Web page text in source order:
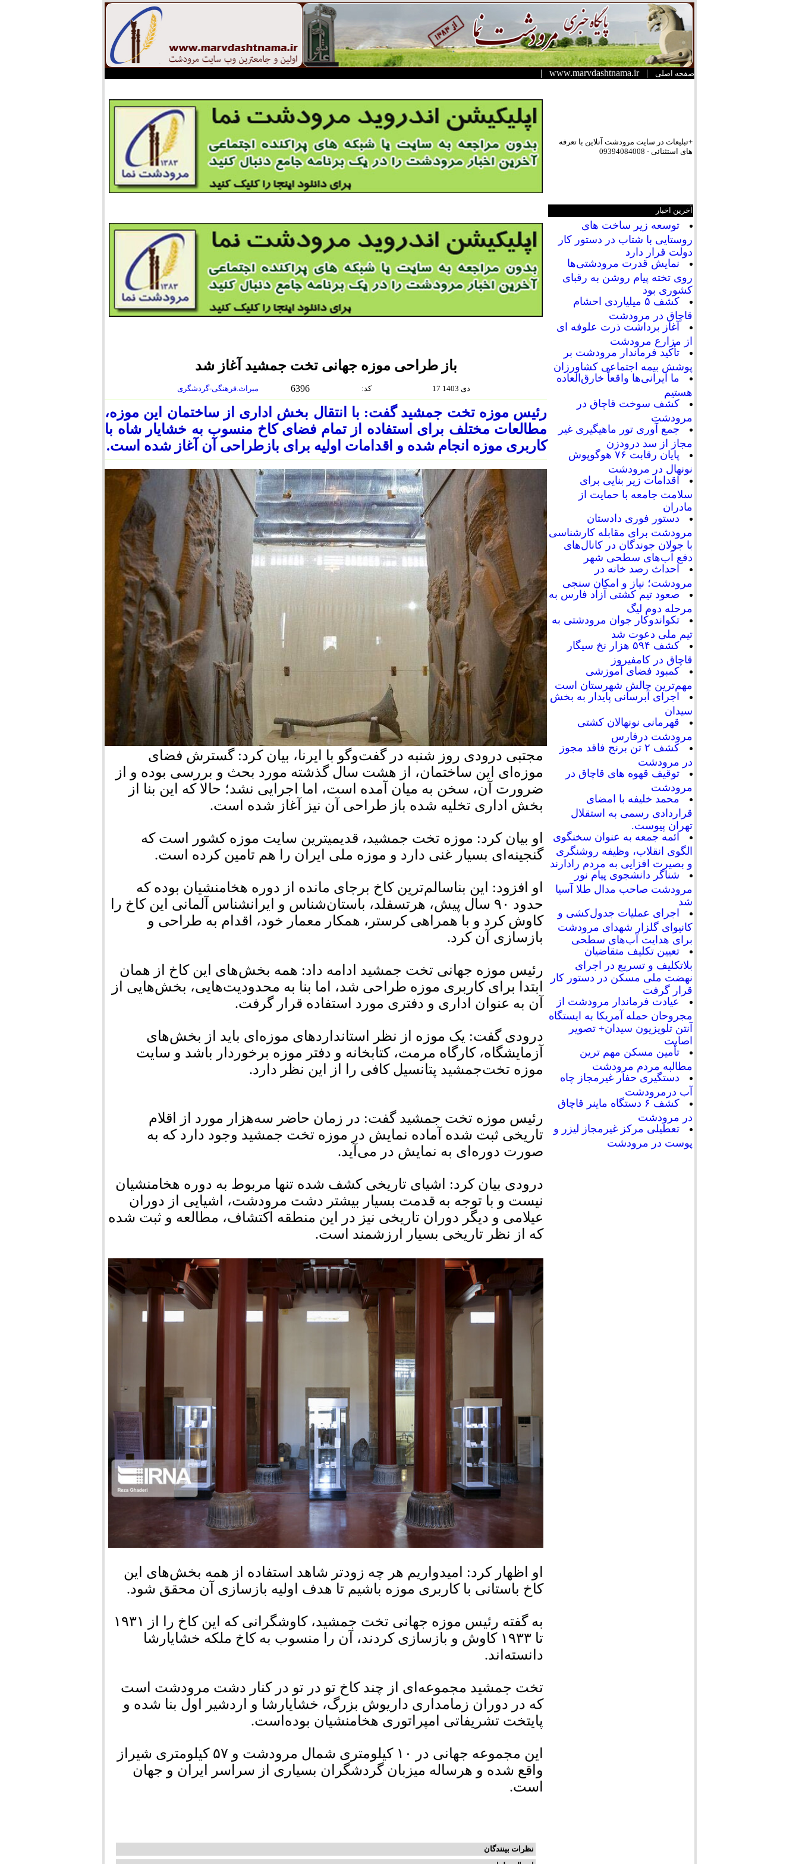
صفحه اصلی |
www.marvdashtnama.ir
|
+تبلیعات در سایت مرودشت آنلاین با تعرفه
های استثنائی - 09394084008
آخرین اخبار
توسعه زیر ساخت های
روستایی با شتاب در دستور کار
دولت قرار دارد
نمایش قدرت مرودشتی‌ها
روی تخته پیام روشن به رقبای
کشوری بود
کشف ۵ میلیاردی احشام
قاچاق در مرودشت
آغاز برداشت ذرت علوفه ای
از مزارع مرودشت
تأکید فرماندار مرودشت بر
پوشش بیمه اجتماعی کشاورزان
ما ایرانی‌ها واقعاً خارق‌العاده
هستیم
کشف سوخت قاچاق در
مرودشت
جمع آوری تور ماهیگیری غیر
مجاز از سد درودزن
پایان رقابت‌ ۷۶ هوگوپوش
نونهال در مرودشت
اقدامات زیر بنایی برای
سلامت جامعه با حمایت از
مادران
دستور فوری دادستان
مرودشت برای مقابله کارشناسی
با جولان جوندگان در کانال‌های
دفع آب‌های سطحی شهر
احداث رصد خانه در
مرودشت؛ نیاز و امکان سنجی
صعود تیم کشتی آزاد فارس به
مرحله دوم لیگ
تکواندوکار جوان مرودشتی به
تیم ملی دعوت شد
کشف ۵۹۴ هزار نخ سیگار
قاچاق در کامفیروز
کمبود فضای آموزشی
مهم‌ترین چالش شهرستان است
اجرای آبرسانی پایدار به بخش
سیدان
قهرمانی نونهالان کشتی
مرودشت درفارس
کشف ۲ تن برنج فاقد مجوز
در مرودشت
توقیف قهوه های قاچاق در
مرودشت
محمد خلیفه با امضای
قراردادی رسمی به استقلال
تهران پیوست.
ائمه جمعه به عنوان سخنگوی
الگوی انقلاب، وظیفه روشنگری
و بصیرت افزایی به مردم رادارند
شناگر دانشجوی پیام نور
مرودشت صاحب مدال طلا آسیا
شد
اجرای عملیات جدول‌کشی و
کانیوای گلزار شهدای مرودشت
برای هدایت آب‌های سطحی
تعیین تکلیف متقاضیان
بلاتکلیف و تسریع در اجرای
نهضت ملی مسکن در دستور کار
قرار گرفت
عیادت فرماندار مرودشت از
مجروحان حمله آمریکا به ایستگاه
آنتن تلویزیون سیدان+ تصویر
اصابت
تأمین مسکن مهم ترین
مطالبه مردم مرودشت
دستگیری حفار غیرمجاز چاه
آب درمرودشت
کشف ۶ دستگاه ماینر قاچاق
در مرودشت
تعطیلی مرکز غیرمجاز لیزر و
پوست در مرودشت
باز طراحی موزه جهانی تخت جمشید آغاز شد
6396 :كد 17 دی 1403
رئیس موزه تخت جمشید گفت: با انتقال بخش اداری از ساختمان این موزه،
مطالعات مختلف برای استفاده از تمام فضای کاخ منسوب به خشایار شاه با
کاربری موزه انجام شده و اقدامات اولیه برای بازطراحی آن آغاز شده است.
مجتبی درودی روز شنبه در گفت‌وگو با ایرنا، بیان کرد: گسترش فضای
موزه‌ای این ساختمان، از هشت سال گذشته مورد بحث و بررسی بوده و از
ضرورت آن، سخن به میان آمده است، اما اجرایی نشد؛ حالا که این بنا از
بخش اداری تخلیه شده باز طراحی آن نیز آغاز شده است.
او بیان کرد: موزه تخت جمشید، قدیمیترین سایت موزه کشور است که
گنجینه‌ای بسیار غنی دارد و موزه ملی ایران را هم تامین کرده است.
او افزود: این بناسالم‌ترین کاخ برجای مانده از دوره هخامنشیان بوده که
حدود ۹۰ سال پیش، هرتسفلد، باستان‌شناس و ایرانشناس آلمانی این کاخ را
کاوش کرد و با همراهی کرستر، همکار معمار خود، اقدام به طراحی و
بازسازی آن کرد.
رئیس موزه جهانی تخت جمشید ادامه داد: همه بخش‌های این کاخ از همان
ابتدا برای کاربری موزه طراحی شد، اما بنا به محدودیت‌هایی، بخش‌هایی از
آن به عنوان اداری و دفتری مورد استفاده قرار گرفت.
درودی گفت: یک موزه از نظر استانداردهای موزه‌ای باید از بخش‌های
آزمایشگاه، کارگاه مرمت، کتابخانه و دفتر موزه برخوردار باشد و سایت
موزه تخت‌جمشید پتانسیل کافی را از این نظر دارد.
رئیس موزه تخت جمشید گفت: در زمان حاضر سه‌هزار مورد از اقلام
تاریخی ثبت شده آماده نمایش در موزه تخت جمشید وجود دارد که به
صورت دوره‌ای به نمایش در می‌آید.
درودی بیان کرد: اشیای تاریخی کشف شده تنها مربوط به دوره هخامنشیان
نیست و با توجه به قدمت بسیار بیشتر دشت مرودشت، اشیایی از دوران
عیلامی و دیگر دوران تاریخی نیز در این منطقه اکتشاف، مطالعه و ثبت شده
که از نظر تاریخی بسیار ارزشمند است.
او اظهار کرد: امیدواریم هر چه زودتر شاهد استفاده از همه بخش‌های این
کاخ باستانی با کاربری موزه باشیم تا هدف اولیه بازسازی آن محقق شود.
به گفته رئیس موزه جهانی تخت جمشید، کاوشگرانی که این کاخ را از ۱۹۳۱
تا ۱۹۳۳ کاوش و بازسازی کردند، آن را منسوب به کاخ ملکه خشایارشا
دانسته‌اند.
تخت جمشید مجموعه‌ای از چند کاخ تو در تو در کنار دشت مرودشت است
که در دوران زمامداری داریوش بزرگ، خشایارشا و اردشیر اول بنا شده‌ و
پایتخت تشریفاتی امپراتوری هخامنشیان بوده‌است.
این مجموعه جهانی در ۱۰ کیلومتری شمال مرودشت و ۵۷ کیلومتری شیراز
واقع شده و هرساله میزبان گردشگران بسیاری از سراسر ایران و جهان
است.
نظرات بینندگان